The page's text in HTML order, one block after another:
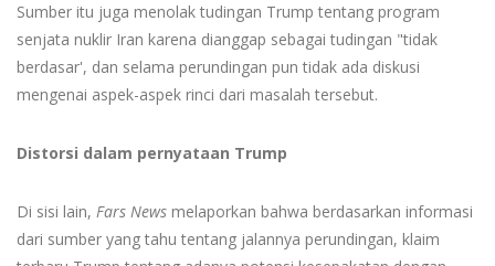
Sumber itu juga menolak tudingan Trump tentang program
senjata nuklir Iran karena dianggap sebagai tudingan "tidak
berdasar', dan selama perundingan pun tidak ada diskusi
mengenai aspek-aspek rinci dari masalah tersebut.
Distorsi dalam pernyataan Trump
Di sisi lain, Fars News melaporkan bahwa berdasarkan informasi
dari sumber yang tahu tentang jalannya perundingan, klaim